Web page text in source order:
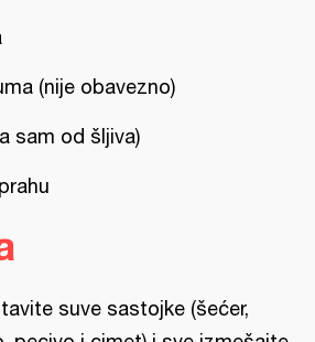
(nije obavezno)
sam od šljiva)
suve sastojke (šećer,